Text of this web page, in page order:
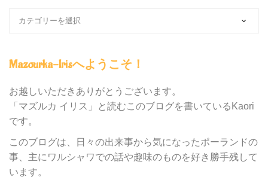
の
テ
ゴ
ー
別
検
索
Mazourka-Irisへようこそ！
お越しいただきありがとうございます。
「マズルカ イリス」と読むこのブログを書いているKaori
です。
このブログは、日々の出来事から気になったポーランドの
事、主にワルシャワでの話や趣味のものを好き勝手残して
います。